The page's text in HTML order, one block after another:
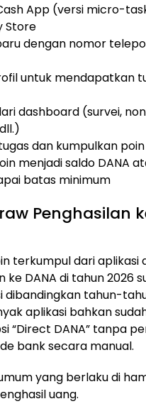
App (versi micro-
Store
dengan nomor
untuk mendapatkan
dashboard (survei,
dan kumpulkan poin
menjadi saldo DANA
batas minimum
Penghasilan
terkumpul dari aplikasi
ke DANA di tahun 2026
dibandingkan tahun-
aplikasi bahkan
“Direct DANA” tanpa
bank secara manual.
yang berlaku di
uang.